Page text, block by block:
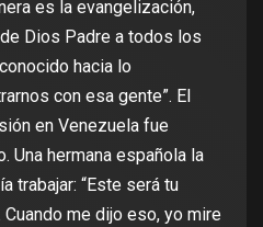
es la evangelización,
Dios Padre a todos los
hacia lo
con esa gente”. El
en Venezuela fue
Una hermana española la
trabajar: “Este será tu
me dijo eso, yo mire